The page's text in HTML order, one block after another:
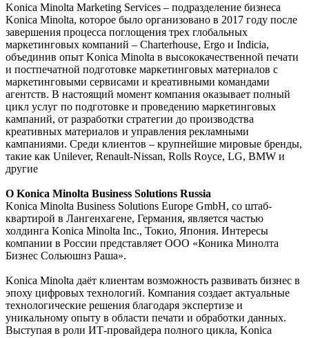
Konica Minolta Marketing Services – подразделение бизнеса
Konica Minolta, которое было организовано в 2017 году после
завершения процесса поглощения трех глобальных
маркетинговых компаний – Charterhouse, Ergo и Indicia,
объединив опыт Konica Minolta в высококачественной печати
и постпечатной подготовке маркетинговых материалов с
маркетинговыми сервисами и креативными командами
агентств. В настоящий момент компания оказывает полный
цикл услуг по подготовке и проведению маркетинговых
кампаний, от разработки стратегии до производства
креативных материалов и управления рекламными
кампаниями. Среди клиентов – крупнейшие мировые бренды,
такие как Unilever, Renault-Nissan, Rolls Royce, LG, BMW и
другие
О Konica Minolta Business Solutions Russia
Konica Minolta Business Solutions Europe GmbH, со штаб-
квартирой в Лангенхагене, Германия, является частью
холдинга Konica Minolta Inc., Токио, Япония. Интересы
компании в России представляет ООО «Коника Минолта
Бизнес Сольюшнз Раша».
Konica Minolta даёт клиентам возможность развивать бизнес в
эпоху цифровых технологий. Компания создает актуальные
технологические решения благодаря экспертизе и
уникальному опыту в области печати и обработки данных.
Выступая в роли ИТ-провайдера полного цикла, Konica